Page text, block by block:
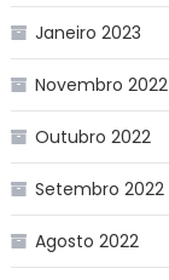
Janeiro 2023
Novembro 2022
Outubro 2022
Setembro 2022
Agosto 2022